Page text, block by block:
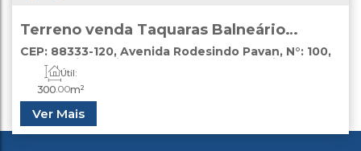
Terreno venda Taquaras Balneário
Camboriú
CEP: 88333-120, Avenida Rodesindo Pavan, N°: 100,
esq Aroeira
Praia das Taquaras
Balneário
Camboriú
Útil:
300.00m²
Ver Mais